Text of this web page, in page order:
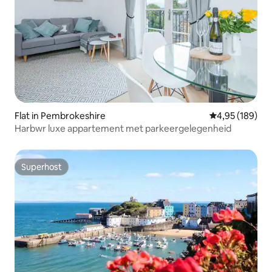
Flat in Pembrokeshire Gemiddelde
4,95 (189)
Harbwr luxe appartement met parkeergelegenheid
Superhost
Superhost